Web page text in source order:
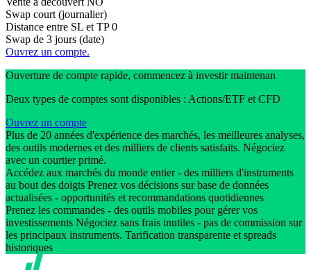
Swap court (journalier)
Distance entre SL et TP 0
Swap de 3 jours (date)
Ouvrez un compte.
Ouverture de compte rapide, commencez à investir maintenan
Deux types de comptes sont disponibles : Actions/ETF et CFD
Ouvrez un compte
Plus de 20 années d'expérience des marchés, les meilleures analyses,
des outils modernes et des milliers de clients satisfaits. Négociez
avec un courtier primé.
Accédez aux marchés du monde entier - des milliers d'instruments
au bout des doigts Prenez vos décisions sur base de données
actualisées - opportunités et recommandations quotidiennes
Prenez les commandes - des outils mobiles pour gérer vos
investissements Négociez sans frais inutiles - pas de commission sur
les principaux instruments. Tarification transparente et spreads
historiques